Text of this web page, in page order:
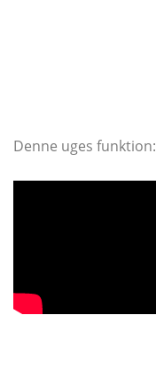
Denne uges funktion: